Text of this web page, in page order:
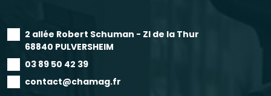
2 allée Robert Schuman - ZI de la Thur
68840 PULVERSHEIM
03 89 50 42 39
contact@chamag.fr